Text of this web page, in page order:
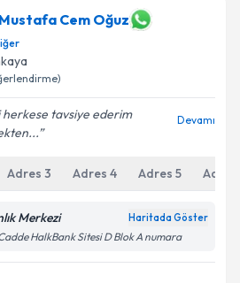
Cem Oğuz
tavsiye ederim
Devamı
Adres 3 Adres 4 Adres 5 Adres
Merkezi Haritada Göster
HalkBank Sitesi D Blok A numara